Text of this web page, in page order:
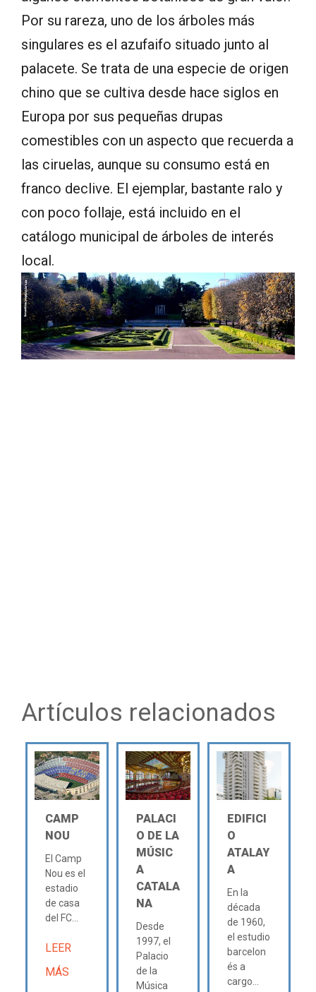
Por su rareza, uno de los árboles más
singulares es el azufaifo situado junto al
palacete. Se trata de una especie de origen
chino que se cultiva desde hace siglos en
Europa por sus pequeñas drupas
comestibles con un aspecto que recuerda a
las ciruelas, aunque su consumo está en
franco declive. El ejemplar, bastante ralo y
con poco follaje, está incluido en el
catálogo municipal de árboles de interés
local.
Artículos relacionados
CAMP
NOU
El Camp
Nou es el
estadio
de casa
del FC...
LEER
MÁS
PALACI
O DE LA
MÚSIC
A
CATALA
NA
Desde
1997, el
Palacio
de la
Música
EDIFICI
O
ATALAY
A
En la
década
de 1960,
el estudio
barcelon
és a
cargo...